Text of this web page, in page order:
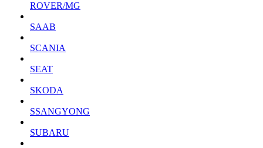
ROVER/MG
SAAB
SCANIA
SEAT
SKODA
SSANGYONG
SUBARU